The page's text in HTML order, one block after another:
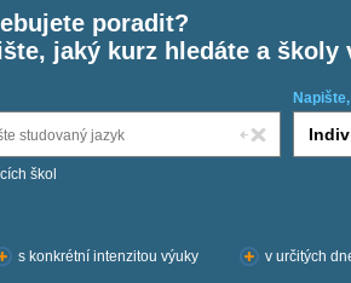
poradit?
jaký kurz hledáte a školy
škol
s konkrétní intenzitou výuky v určitých